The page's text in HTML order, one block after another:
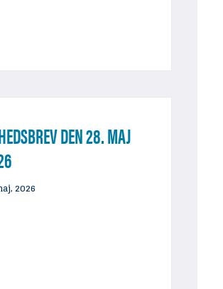
DEN 28. MAJ
2026